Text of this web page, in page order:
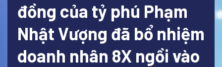
đồng của tỷ phú Phạm
Nhật Vượng đã bổ nhiệm
doanh nhân 8X ngồi vào